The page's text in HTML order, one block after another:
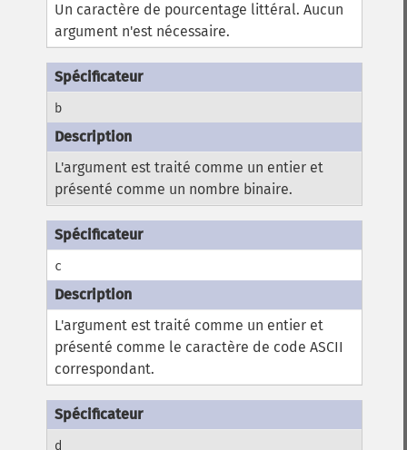
Un caractère de pourcentage littéral. Aucun
argument n'est nécessaire.
b
L'argument est traité comme un entier et
présenté comme un nombre binaire.
c
L'argument est traité comme un entier et
présenté comme le caractère de code ASCII
correspondant.
d